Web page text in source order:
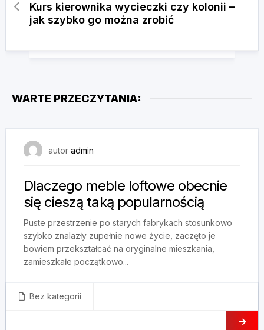
Kurs kierownika wycieczki czy kolonii –
jak szybko go można zrobić
WARTE PRZECZYTANIA:
autor admin
Dlaczego meble loftowe obecnie
się cieszą taką popularnością
Puste przestrzenie po starych fabrykach stosunkowo
szybko znalazły zupełnie nowe życie, zaczęto je
bowiem przekształcać na oryginalne mieszkania,
zamieszkałe początkowo...
Bez kategorii